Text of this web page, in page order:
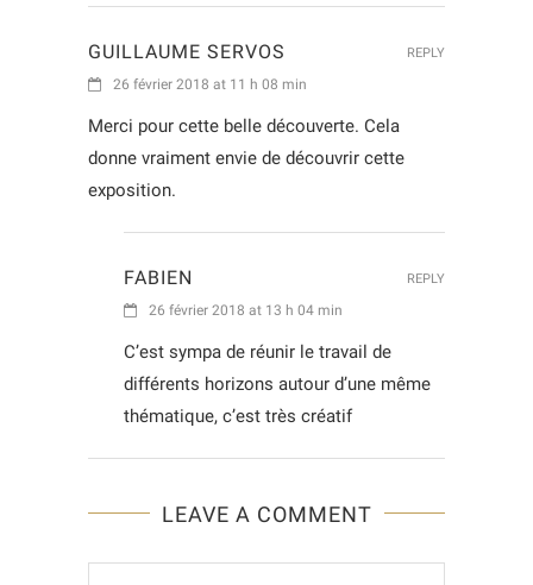
GUILLAUME SERVOS
26 février 2018 at 11 h 08 min
Merci pour cette belle découverte. Cela
donne vraiment envie de découvrir cette
exposition.
REPLY
FABIEN
26 février 2018 at 13 h 04 min
C’est sympa de réunir le travail de
différents horizons autour d’une même
thématique, c’est très créatif
REPLY
LEAVE A COMMENT